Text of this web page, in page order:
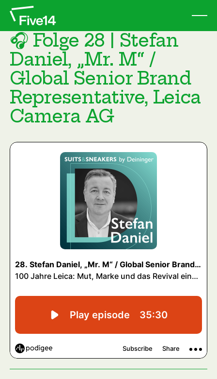
🎧 Folge 28 | Stefan
Daniel, „Mr. M“ /
Global Senior Brand
Representative, Leica
Camera AG